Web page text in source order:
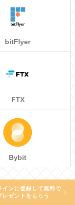
bitFlyer
FTX
Bybit
インに登録して無料で
レゼントをもらう